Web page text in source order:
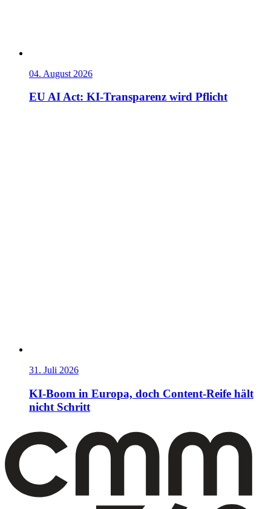
04. August 2026
EU AI Act: KI-Transparenz wird Pflicht
31. Juli 2026
KI-Boom in Europa, doch Content-Reife hält
nicht Schritt